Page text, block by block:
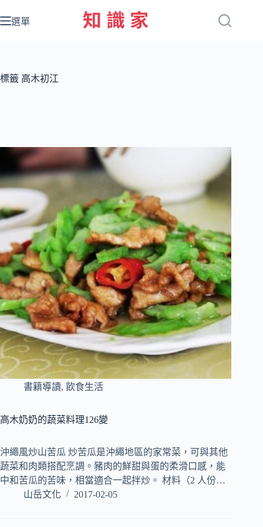
至
容
選單
標籤 高木初江
書籍導讀, 飲食生活
高木奶奶的蔬菜料理126變
沖繩風炒山苦瓜 炒苦瓜是沖繩地區的家常菜，可與其他
蔬菜和肉類搭配烹調。豬肉的鮮甜與蛋的柔滑口感，能
中和苦瓜的苦味，相當適合一起拌炒。 材料（2 人份…
山岳文化
2017-02-05